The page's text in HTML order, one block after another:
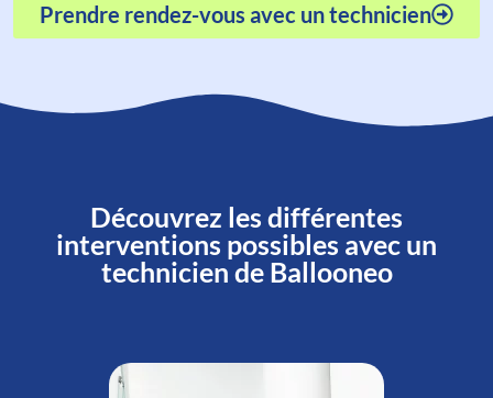
Prendre rendez-vous avec un technicien
Découvrez les différentes
interventions possibles avec un
technicien de Ballooneo